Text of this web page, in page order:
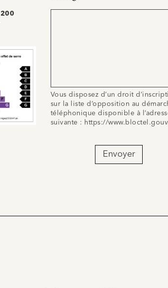
200
Vous disposez d’un droit
sur la liste d’opposition au
téléphonique disponible à
suivante : https://
Envoyer